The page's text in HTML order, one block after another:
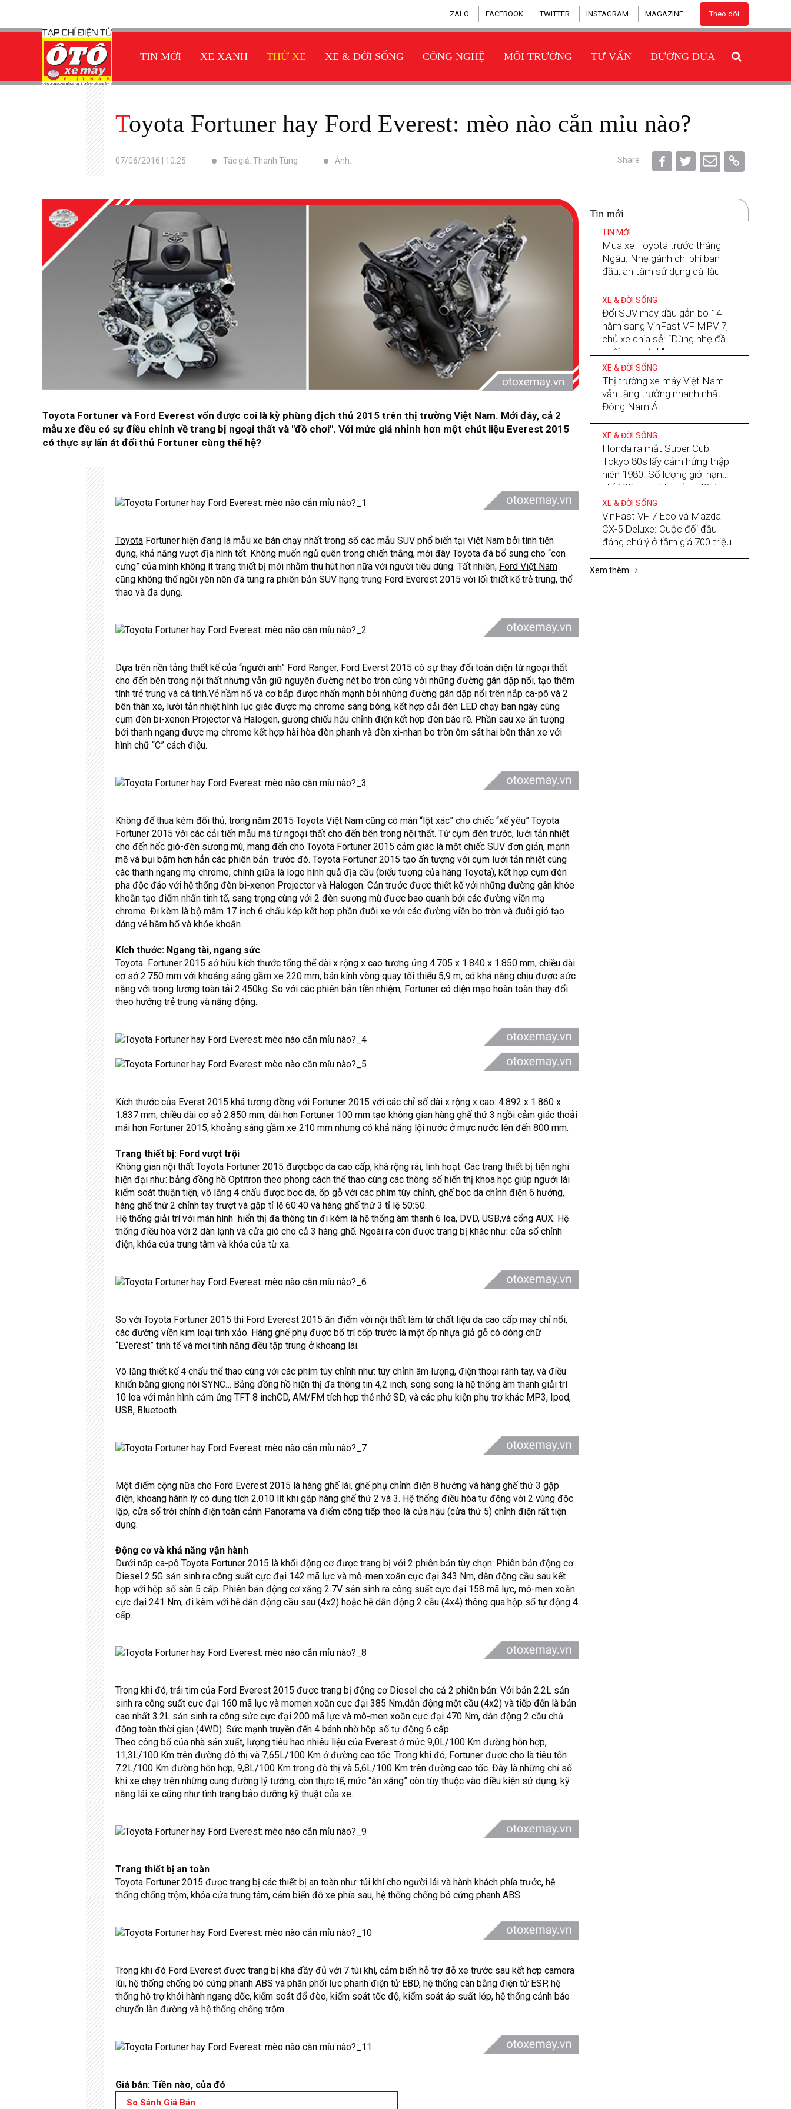
ZALO FACEBOOK TWITTER INSTAGRAM MAGAZINE Theo dõi
TIN MỚI XE XANH THỬ XE XE & ĐỜI SỐNG CÔNG NGHỆ MÔI TRƯỜNG TƯ VẤN ĐƯỜNG ĐUA
Toyota Fortuner hay Ford Everest: mèo nào cắn mỉu nào?
07/06/2016 | 10:25 Tác giả: Thanh Tùng Ảnh: Share
Toyota Fortuner và Ford Everest vốn được coi là kỳ phùng địch thủ 2015 trên thị trường Việt Nam. Mới đây, cả 2
mẫu xe đều có sự điều chỉnh về trang bị ngoại thất và "đồ chơi". Với mức giá nhỉnh hơn một chút liệu Everest 2015
có thực sự lấn át đối thủ Fortuner cùng thế hệ?
Toyota Fortuner hiện đang là mẫu xe bán chạy nhất trong số các mẫu SUV phổ biến tại Việt Nam bởi tính tiện
dụng, khả năng vượt địa hình tốt. Không muốn ngủ quên trong chiến thắng, mới đây Toyota đã bổ sung cho “con
cưng” của mình không ít trang thiết bị mới nhằm thu hút hơn nữa với người tiêu dùng. Tất nhiên, Ford Việt Nam
cũng không thể ngồi yên nên đã tung ra phiên bản SUV hạng trung Ford Everest 2015 với lối thiết kế trẻ trung, thể
thao và đa dụng.
Dựa trên nền tảng thiết kế của “người anh” Ford Ranger, Ford Everst 2015 có sự thay đổi toàn diện từ ngoại thất
cho đến bên trong nội thất nhưng vẫn giữ nguyên đường nét bo tròn cùng với những đường gân dập nổi, tạo thêm
tính trẻ trung và cá tính.Vẻ hầm hố và cơ bắp được nhấn mạnh bởi những đường gân dập nổi trên nắp ca-pô và 2
bên thân xe, lưới tản nhiệt hình lục giác được mạ chrome sáng bóng, kết hợp dải đèn LED chạy ban ngày cùng
cụm đèn bi-xenon Projector và Halogen, gương chiếu hậu chỉnh điện kết hợp đèn báo rẽ. Phần sau xe ấn tượng
bởi thanh ngang được mạ chrome kết hợp hài hòa đèn phanh và đèn xi-nhan bo tròn ôm sát hai bên thân xe với
hình chữ “C” cách điệu.
Không để thua kém đối thủ, trong năm 2015 Toyota Việt Nam cũng có màn “lột xác” cho chiếc “xế yêu” Toyota
Fortuner 2015 với các cải tiến mẫu mã từ ngoại thất cho đến bên trong nội thất. Từ cụm đèn trước, lưới tản nhiệt
cho đến hốc gió-đèn sương mù, mang đến cho Toyota Fortuner 2015 cảm giác là một chiếc SUV đơn giản, mạnh
mẽ và bụi bặm hơn hẳn các phiên bản trước đó. Toyota Fortuner 2015 tạo ấn tượng với cụm lưới tản nhiệt cùng
các thanh ngang mạ chrome, chính giữa là logo hình quả địa cầu (biểu tượng của hãng Toyota), kết hợp cụm đèn
pha độc đáo với hệ thống đèn bi-xenon Projector và Halogen. Cản trước được thiết kế với những đường gân khỏe
khoắn tạo điểm nhấn tinh tế, sang trọng cùng với 2 đèn sương mù được bao quanh bởi các đường viền mạ
chrome. Đi kèm là bộ mâm 17 inch 6 chấu kép kết hợp phần đuôi xe với các đường viền bo tròn và đuôi gió tạo
dáng vẻ hầm hố và khỏe khoắn.
Kích thước: Ngang tài, ngang sức
Toyota Fortuner 2015 sở hữu kích thước tổng thể dài x rộng x cao tương ứng 4.705 x 1.840 x 1.850 mm, chiều dài
cơ sở 2.750 mm với khoảng sáng gầm xe 220 mm, bán kính vòng quay tối thiểu 5,9 m, có khả năng chịu được sức
nặng với trọng lượng toàn tải 2.450kg. So với các phiên bản tiền nhiệm, Fortuner có diện mạo hoàn toàn thay đổi
theo hướng trẻ trung và năng động.
Kích thước của Everst 2015 khá tương đồng với Fortuner 2015 với các chỉ số dài x rộng x cao: 4.892 x 1.860 x
1.837 mm, chiều dài cơ sở 2.850 mm, dài hơn Fortuner 100 mm tạo không gian hàng ghế thứ 3 ngồi cảm giác thoải
mái hơn Fortuner 2015, khoảng sáng gầm xe 210 mm nhưng có khả năng lội nước ở mực nước lên đến 800 mm.
Trang thiết bị: Ford vượt trội
Không gian nội thất Toyota Fortuner 2015 đượcbọc da cao cấp, khá rộng rãi, linh hoạt. Các trang thiết bị tiện nghi
hiện đại như: bảng đồng hồ Optitron theo phong cách thể thao cùng các thông số hiển thị khoa học giúp ngưới lái
kiểm soát thuận tiện, vô lăng 4 chấu được bọc da, ốp gỗ với các phím tùy chỉnh, ghế bọc da chỉnh điện 6 hướng,
hàng ghế thứ 2 chỉnh tay trượt và gập tỉ lệ 60:40 và hàng ghế thứ 3 tỉ lệ 50:50.
Hệ thống giải trí với màn hình hiển thị đa thông tin đi kèm là hệ thống âm thanh 6 loa, DVD, USB,và cổng AUX. Hệ
thống điều hòa với 2 dàn lạnh và cửa gió cho cả 3 hàng ghế. Ngoài ra còn được trang bị khác như: cửa sổ chỉnh
điện, khóa cửa trung tâm và khóa cửa từ xa.
So với Toyota Fortuner 2015 thì Ford Everest 2015 ăn điểm với nội thất làm từ chất liệu da cao cấp may chỉ nổi,
các đường viền kim loại tinh xảo. Hàng ghế phụ được bố trí cốp trước là một ốp nhựa giả gỗ có dòng chữ
“Everest” tinh tế và mọi tính năng đều tập trung ở khoang lái.
Vô lăng thiết kế 4 chấu thể thao cùng với các phím tùy chỉnh như: tùy chỉnh âm lượng, điện thoại rãnh tay, và điều
khiển bằng giọng nói SYNC… Bảng đồng hồ hiện thị đa thông tin 4,2 inch, song song là hệ thống âm thanh giải trí
10 loa với màn hình cảm ứng TFT 8 inchCD, AM/FM tích hợp thẻ nhớ SD, và các phụ kiện phụ trợ khác MP3, Ipod,
USB, Bluetooth.
Một điểm cộng nữa cho Ford Everest 2015 là hàng ghế lái, ghế phụ chỉnh điện 8 hướng và hàng ghế thứ 3 gập
điện, khoang hành lý có dung tích 2.010 lít khi gập hàng ghế thứ 2 và 3. Hệ thống điều hòa tự động với 2 vùng độc
lập, cửa sổ trời chỉnh điện toàn cảnh Panorama và điểm công tiếp theo là cửa hậu (cửa thứ 5) chỉnh điện rất tiện
dụng.
Động cơ và khả năng vận hành
Dưới nắp ca-pô Toyota Fortuner 2015 là khối động cơ được trang bị với 2 phiên bản tùy chọn: Phiên bản động cơ
Diesel 2.5G sản sinh ra công suất cực đại 142 mã lực và mô-men xoắn cực đại 343 Nm, dẫn động cầu sau kết
hợp với hộp số sàn 5 cấp. Phiên bản động cơ xăng 2.7V sản sinh ra công suất cực đại 158 mã lực, mô-men xoắn
cực đại 241 Nm, đi kèm với hệ dẫn động cầu sau (4x2) hoặc hệ dẫn động 2 cầu (4x4) thông qua hộp số tự động 4
cấp.
Trong khi đó, trái tim của Ford Everest 2015 được trang bị động cơ Diesel cho cả 2 phiên bản: Với bản 2.2L sản
sinh ra công suất cực đại 160 mã lực và momen xoắn cực đại 385 Nm,dẫn động một cầu (4x2) và tiếp đến là bản
cao nhất 3.2L sản sinh ra công sức cực đại 200 mã lực và mô-men xoắn cực đại 470 Nm, dẫn động 2 cầu chủ
động toàn thời gian (4WD). Sức mạnh truyền đến 4 bánh nhờ hộp số tự động 6 cấp.
Theo công bố của nhà sản xuất, lượng tiêu hao nhiêu liệu của Everest ở mức 9,0L/100 Km đường hỗn hợp,
11,3L/100 Km trên đường đô thị và 7,65L/100 Km ở đường cao tốc. Trong khi đó, Fortuner được cho là tiêu tốn
7.2L/100 Km đường hỗn hợp, 9,8L/100 Km trong đô thị và 5,6L/100 Km trên đường cao tốc. Đây là những chỉ số
khi xe chạy trên những cung đường lý tưởng, còn thực tế, mức “ăn xăng” còn tùy thuộc vào điều kiện sử dụng, kỹ
năng lái xe cũng như tình trạng bảo dưỡng kỹ thuật của xe.
Trang thiết bị an toàn
Toyota Fortuner 2015 được trang bị các thiết bị an toàn như: túi khí cho người lái và hành khách phía trước, hệ
thống chống trộm, khóa cửa trung tâm, cảm biến đỗ xe phía sau, hệ thống chống bó cứng phanh ABS.
Trong khi đó Ford Everest được trang bị khá đầy đủ với 7 túi khí, cảm biến hỗ trợ đỗ xe trước sau kết hợp camera
lùi, hệ thống chống bó cứng phanh ABS và phân phối lực phanh điện tử EBD, hệ thống cân bằng điện tử ESP, hệ
thống hỗ trợ khởi hành ngang dốc, kiểm soát đổ đèo, kiểm soát tốc độ, kiểm soát áp suất lớp, hệ thống cảnh báo
chuyển làn đường và hệ thống chống trộm.
Giá bán: Tiền nào, của đó
So Sánh Giá Bán
Tin mới
TIN MỚI
Mua xe Toyota trước tháng
Ngâu: Nhẹ gánh chi phí ban
đầu, an tâm sử dụng dài lâu
XE & ĐỜI SỐNG
Đổi SUV máy dầu gắn bó 14
năm sang VinFast VF MPV 7,
chủ xe chia sẻ: “Dùng nhẹ đầu,
nuôi nhẹ gánh”
XE & ĐỜI SỐNG
Thị trường xe máy Việt Nam
vẫn tăng trưởng nhanh nhất
Đông Nam Á
XE & ĐỜI SỐNG
Honda ra mắt Super Cub
Tokyo 80s lấy cảm hứng thập
niên 1980: Số lượng giới hạn
chỉ 500 xe, giá khoảng 42,7
triệu đồng
XE & ĐỜI SỐNG
VinFast VF 7 Eco và Mazda
CX-5 Deluxe: Cuộc đối đầu
đáng chú ý ở tầm giá 700 triệu
Xem thêm